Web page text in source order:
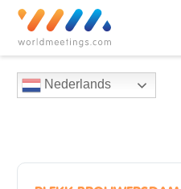
Nederlands